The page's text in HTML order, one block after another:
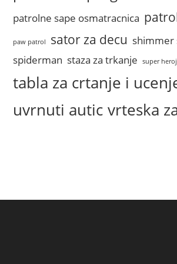
patrolne sape osmatracnica
paw patrol sator za decu shimmer
spiderman staza za trkanje super
tabla za crtanje i
uvrnuti autic vrteska